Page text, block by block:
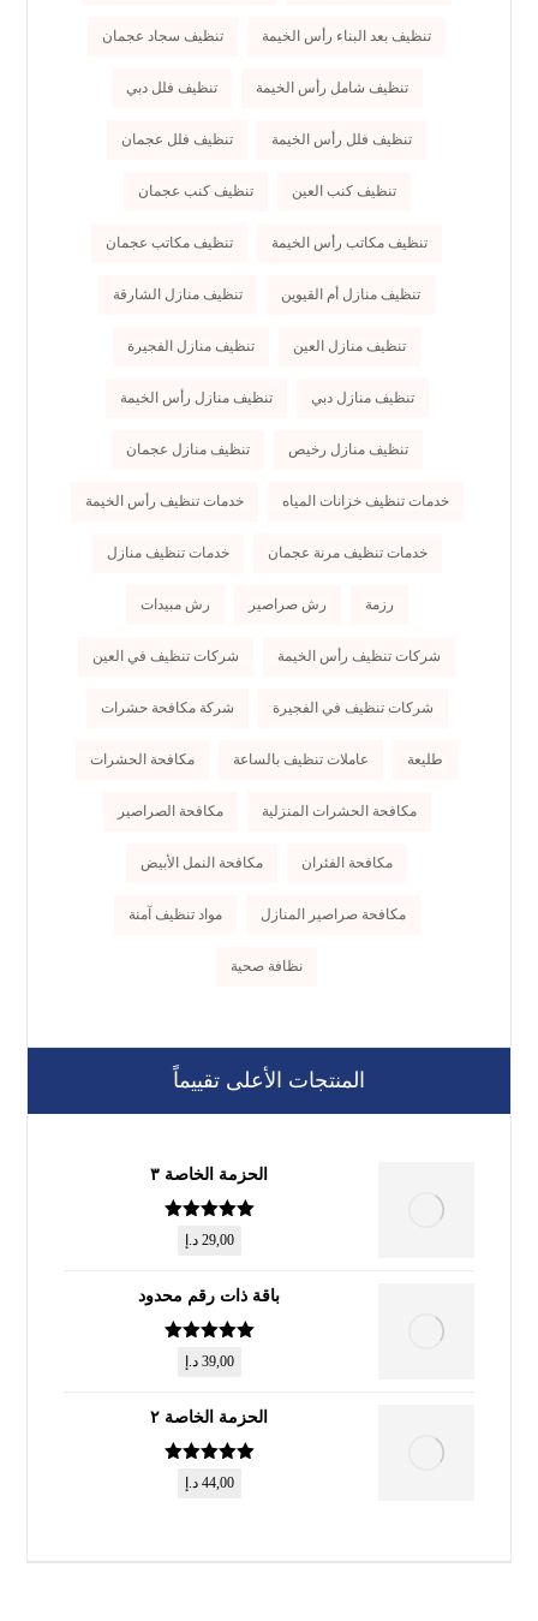
تنظيف بعد البناء رأس الخيمة تنظيف سجاد عجمان
تنظيف شامل رأس الخيمة تنظيف فلل دبي
تنظيف فلل رأس الخيمة تنظيف فلل عجمان
تنظيف كنب العين تنظيف كنب عجمان
تنظيف مكاتب رأس الخيمة تنظيف مكاتب عجمان
تنظيف منازل أم القيوين تنظيف منازل الشارقة
تنظيف منازل العين تنظيف منازل الفجيرة
تنظيف منازل دبي تنظيف منازل رأس الخيمة
تنظيف منازل رخيص تنظيف منازل عجمان
خدمات تنظيف خزانات المياه خدمات تنظيف رأس الخيمة
خدمات تنظيف مرنة عجمان خدمات تنظيف منازل
رزمة رش صراصير رش مبيدات
شركات تنظيف رأس الخيمة شركات تنظيف في العين
شركات تنظيف في الفجيرة شركة مكافحة حشرات
طليعة عاملات تنظيف بالساعة مكافحة الحشرات
مكافحة الحشرات المنزلية مكافحة الصراصير
مكافحة الفئران مكافحة النمل الأبيض
مكافحة صراصير المنازل مواد تنظيف آمنة
نظافة صحية
المنتجات الأعلى تقييماً
الحزمة الخاصة ٣
تم التقييم
من 5
29,00 د.إ
باقة ذات رقم محدود
تم التقييم
من 5
39,00 د.إ
الحزمة الخاصة ٢
تم التقييم
من 5
44,00 د.إ